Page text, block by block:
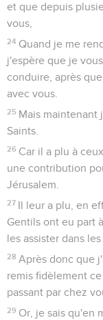
et que depuis
vous,
24 Quand je me
j'espère que je
conduire, après
avec vous.
25 Mais maintenant
Saints.
26 Car il a plu à
une contribution
Jérusalem.
27 Il leur a plu, en
Gentils ont eu part
les assister dans
28 Après donc que
remis fidèlement
passant par chez
29 Or, je sais qu'en